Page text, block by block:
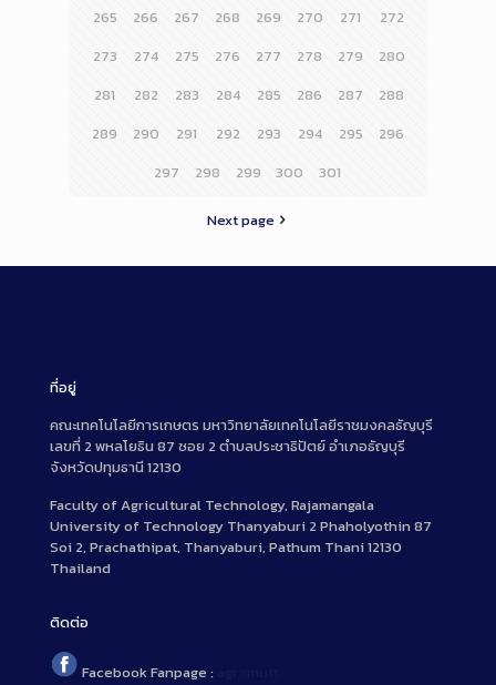
265
266 267 268 269 270 271
272
273
274 275 276 277 278 279
280
281
282 283 284 285 286 287
288
289
290 291 292 293 294 295
296
297
298 299 300 301
Next page
ที่อยู่
คณะเทคโนโลยีการเกษตร มหาวิทยาลัยเทคโนโลยีราชมงคลธัญบุรี
เลขที่ 2 พหลโยธิน 87 ซอย 2 ตำบลประชาธิปัตย์ อำเภอธัญบุรี
จังหวัดปทุมธานี 12130
Faculty of Agricultural Technology, Rajamangala
University of Technology Thanyaburi 2 Phaholyothin 87
Soi 2, Prachathipat, Thanyaburi, Pathum Thani 12130
Thailand
ติดต่อ
Facebook Fanpage :